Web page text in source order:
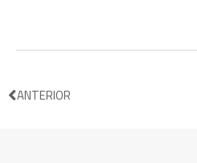
ANTERIOR